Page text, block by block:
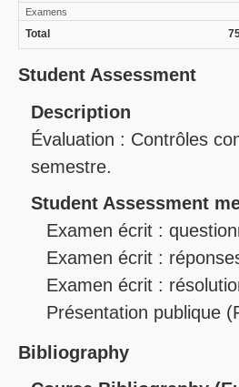
Examens
Total
Student Assessment
Description
Évaluation : Contrôles
semestre.
Student Assessment
Examen écrit :
Examen écrit :
Examen écrit :
Présentation publique
Bibliography